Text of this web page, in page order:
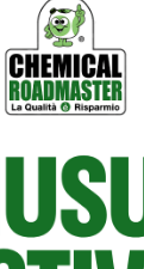
il gres
la